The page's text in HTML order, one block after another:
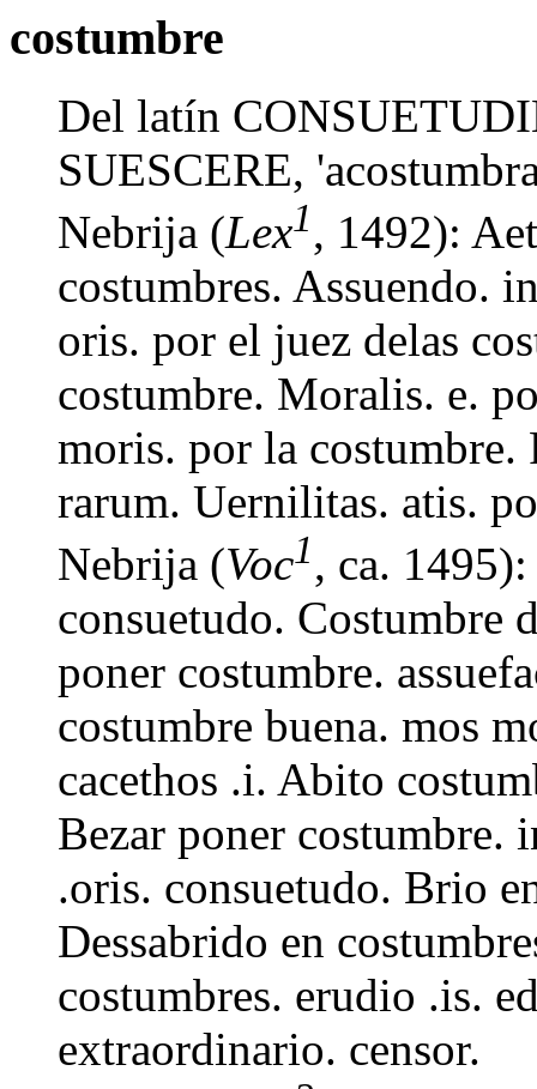
costumbre
Del latín
SUESCERE,
Nebrija (Lex1, 1492):
costumbres. Assuendo.
oris. por el juez delas
costumbre. Moralis. e.
moris. por la
rarum. Uernilitas. atis.
Nebrija (Voc1, ca.
consuetudo. Costumbre
poner costumbre.
costumbre buena. mos
cacethos .i. Abito
Bezar poner costumbre.
.oris. consuetudo. Brio
Dessabrido en
costumbres. erudio .is.
extraordinario. censor.